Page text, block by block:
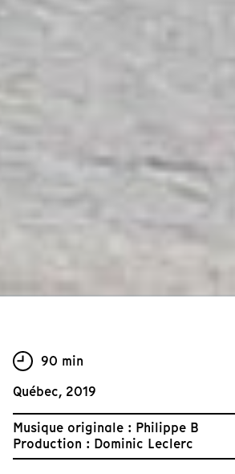
90 min
Québec, 2019
Musique originale : Philippe B
Production : Dominic Leclerc